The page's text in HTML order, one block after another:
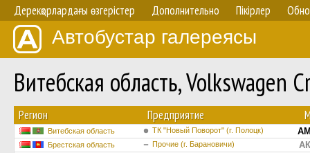
Дерекқорлардағы өзгерістер Дополнительно Пікірлер
Автобустар галереясы
Витебская область,
Регион Предприятие
Витебская область ТК "Новый Поворот" (г. Полоцк)
Брестская область Прочие (г. Барановичи)